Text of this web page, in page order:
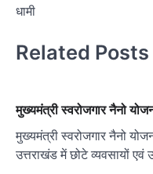
धामी
Related Posts
मुख्यमंत्री स्वरोजगार नैनो
मुख्यमंत्री स्वरोजगार नैनो
उत्तराखंड में छोटे व्यवसायों एवं